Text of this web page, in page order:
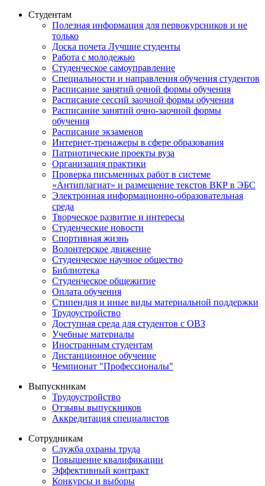
Студентам
Полезная информация для первокурсников и не
только
Доска почета Лучшие студенты
Работа с молодежью
Студенческое самоуправление
Специальности и направления обучения студентов
Расписание занятий очной формы обучения
Расписание сессий заочной формы обучения
Расписание занятий очно-заочной формы
обучения
Расписание экзаменов
Интернет-тренажеры в сфере образования
Патриотические проекты вуза
Организация практики
Проверка письменных работ в системе
«Антиплагиат» и размещение текстов ВКР в ЭБС
Электронная информационно-образовательная
среда
Творческое развитие и интересы
Студенческие новости
Спортивная жизнь
Волонтерское движение
Студенческое научное общество
Библиотека
Студенческое общежитие
Оплата обучения
Стипендия и иные виды материальной поддержки
Трудоустройство
Доступная среда для студентов с ОВЗ
Учебные материалы
Иностранным студентам
Дистанционное обучение
Чемпионат "Профессионалы"
Выпускникам
Трудоустройство
Отзывы выпускников
Аккредитация специалистов
Сотрудникам
Служба охраны труда
Повышение квалификации
Эффективный контракт
Конкурсы и выборы